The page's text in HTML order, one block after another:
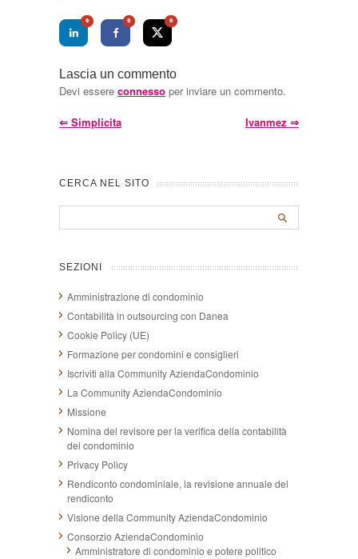
0 0 0
Lascia un commento
Devi essere connesso per inviare un commento.
⇐ Simplicita Ivanmez ⇒
CERCA NEL SITO
SEZIONI
Amministrazione di condominio
Contabilità in outsourcing con Danea
Cookie Policy (UE)
Formazione per condomini e consiglieri
Iscriviti alla Community AziendaCondominio
La Community AziendaCondominio
Missione
Nomina del revisore per la verifica della contabilità
del condominio
Privacy Policy
Rendiconto condominiale, la revisione annuale del
rendiconto
Visione della Community AziendaCondominio
Consorzio AziendaCondominio
Amministratore di condominio e potere politico